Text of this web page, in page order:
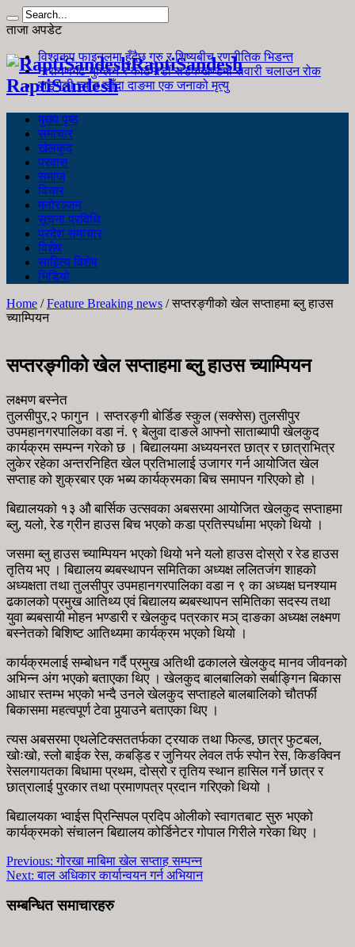
ताजा अपडेट
विश्वकप फाइनलमा हुँदैछ गुरु र शिष्यबीच रणनीतिक भिडन्त
नारायणगढ-मुग्लिन र काठमाडौं सडकखण्डमा सवारी चलाउन रोक
जङ्गली च्याउ खाँदा दाङमा एक जनाको मृत्यु
RaptiSandesh
RaptiSandesh
मुख्य पृष्ठ
समाचार
खेलकुद
प्रवास
समाज
विचार
मनोरञ्जन
सूचना प्रविधि
प्रदेश समाचार
विशेष
साहित्य विशेष
भिडियो
Home /Feature Breaking news /सप्तरङ्गीको खेल सप्ताहमा ब्लु हाउस
च्याम्पियन
सप्तरङ्गीको खेल सप्ताहमा ब्लु हाउस च्याम्पियन
लक्ष्मण बस्नेत
तुलसीपुर,२ फागुन । सप्तरङ्गी बोर्डिङ स्कुल (सक्सेस) तुलसीपुर
उपमहानगरपालिका वडा नं. ९ बेलुवा दाङले आफ्नो साताब्यापी खेलकुद
कार्यक्रम सम्पन्न गरेको छ । बिद्यालयमा अध्ययनरत छात्र र छात्राभित्र
लुकेर रहेका अन्तरनिहित खेल प्रतिभालाई उजागर गर्न आयोजित खेल
सप्ताह को शुक्रबार एक भब्य कार्यक्रमका बिच समापन गरिएको हो ।
बिद्यालयको १३ औ बार्सिक उत्सवका अबसरमा आयोजित खेलकुद सप्ताहमा
ब्लु, यलो, रेड ग्रीन हाउस बिच भएको कडा प्रतिस्पर्धामा भएको थियो ।
जसमा ब्लु हाउस च्याम्पियन भएको थियो भने यलो हाउस दोस्रो र रेड हाउस
तृतिय भए । बिद्यालय ब्यबस्थापन समितिका अध्यक्ष ललितजंग शाहको
अध्यक्षता तथा तुलसीपुर उपमहानगरपालिका वडा न ९ का अध्यक्ष घनश्याम
ढकालको प्रमुख आतिथ्य एवं बिद्यालय ब्यबस्थापन समितिका सदस्य तथा
युवा ब्यबसायी मोहन भण्डारी र खेलकुद पत्रकार मञ् दाङका अध्यक्ष लक्ष्मण
बस्नेतको बिशिष्ट आतिथ्यमा कार्यक्रम भएको थियो ।
कार्यक्रमलाई सम्बोधन गर्दै प्रमुख अतिथी ढकालले खेलकुद मानव जीवनको
अभिन्न अंग भएको बताएका थिए । खेलकुद बालबालिको सर्बाङ्गिन बिकास
आधार स्तम्भ भएको भन्दै उनले खेलकुद सप्ताहले बालबालिको चौतर्फी
बिकासमा महत्वपूर्ण टेवा पुर्‍याउने बताएका थिए ।
त्यस अबसरमा एथलेटिक्सततर्फका ट्रयाक तथा फिल्ड, छात्र फुटबल,
खोःखो, स्लो बाईक रेस, कबड्डि र जुनियर लेवल तर्फ स्पोन रेस, किङक्विन
रेसलगायतका बिधामा प्रथम, दोस्रो र तृतिय स्थान हासिल गर्ने छात्र र
छात्रालाई पुरकार तथा प्रमाणपत्र प्रदान गरिएको थियो ।
बिद्यालयका भ्वाईस प्रिन्सिपल प्रदिप ओलीको स्वागतबाट सुरु भएको
कार्यक्रमको संचालन बिद्यालय कोर्डिनेटर गोपाल गिरीले गरेका थिए ।
Previous: गोरखा माबिमा खेल सप्ताह सम्पन्न
Next: बाल अधिकार कार्यान्वयन गर्न अभियान
सम्बन्धित समाचारहरु